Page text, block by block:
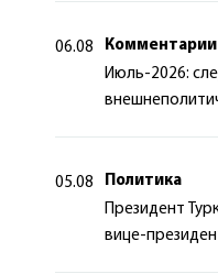
06.08
Комментарии
Июль-2026:
05.08
Политика
Президент
вице-